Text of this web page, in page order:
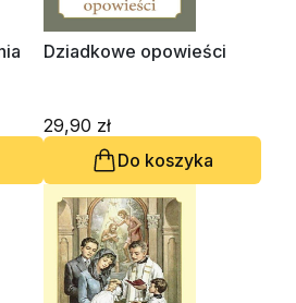
Dziadkowe opowieści
29,90 zł
Do koszyka